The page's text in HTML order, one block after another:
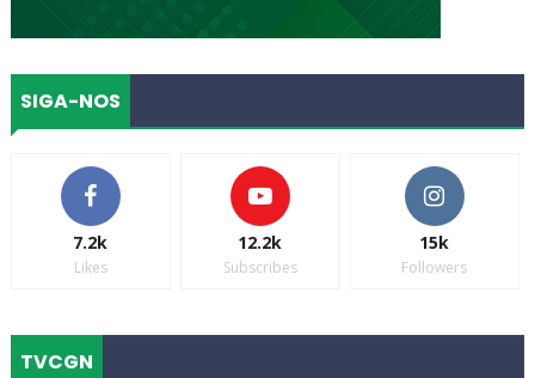
SIGA-NOS
7.2k
Likes
12.2k
Subscribes
15k
Followers
TVCGN